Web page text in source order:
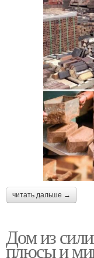
читать дальше →
Дом из
плюсы и